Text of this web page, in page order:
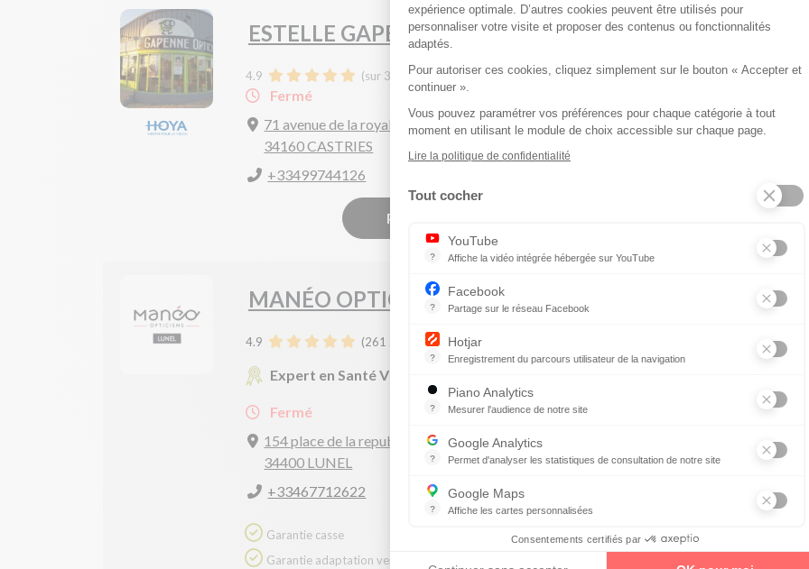
ESTELLE GAPENNE OPTICIEN
4.9 (sur 31 avis Google)
Fermé
71 avenue de la royale
34160 CASTRIES
+33499744126
Prenez un rendez-vous
MANÉO OPTICIENS
4.9 (261
Expert en Santé Visuelle
Fermé
154 place de la republique
34400 LUNEL
+33467712622
Garantie casse
expérience optimale. D’autres cookies peuvent être utilisés pour
personnaliser votre visite et proposer des contenus ou fonctionnalités
adaptés.
Pour autoriser ces cookies, cliquez simplement sur le bouton « Accepter et
continuer ».
Vous pouvez paramétrer vos préférences pour chaque catégorie à tout
moment en utilisant le module de choix accessible sur chaque page.
Lire la politique de confidentialité
Tout cocher
?
YouTube
Affiche la vidéo intégrée hébergée sur YouTube
?
Facebook
Partage sur le réseau Facebook
?
Hotjar
Enregistrement du parcours utilisateur de la navigation
?
Piano Analytics
Mesurer l'audience de notre site
?
Google Analytics
Permet d'analyser les statistiques de consultation de notre site
?
Google Maps
Affiche les cartes personnalisées
Consentements certifiés par